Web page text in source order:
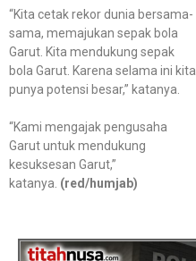
“Kita cetak rekor dunia bersama-
sama, memajukan sepak bola
Garut. Kita mendukung sepak
bola Garut. Karena selama ini kita
punya potensi besar,” katanya.
“Kami mengajak pengusaha
Garut untuk mendukung
kesuksesan Garut,”
katanya. (red/humjab)